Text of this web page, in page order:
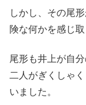
しかし、その尾
険な何かを感じ
尾形も井上が自
二人がぎくしゃ
いました。